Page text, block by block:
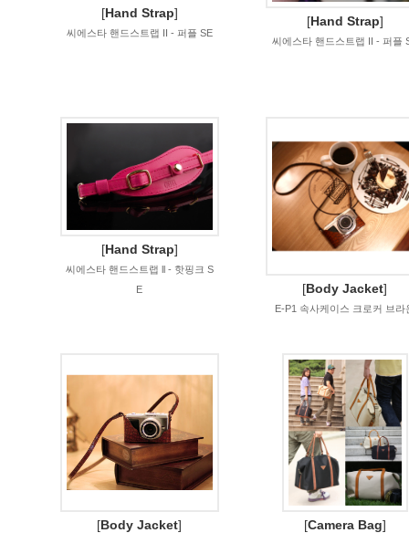
[Hand Strap]
씨에스타 핸드스트랩 II - 퍼플 SE
[Hand Strap]
씨에스타 핸드스트랩 II - 퍼플
[Hand Strap]
씨에스타 핸드스트랩 ll - 핫핑크 S
E
[Body Jacket]
E-P1 속사케이스 크로커 브라
[Body Jacket] [Camera Bag]